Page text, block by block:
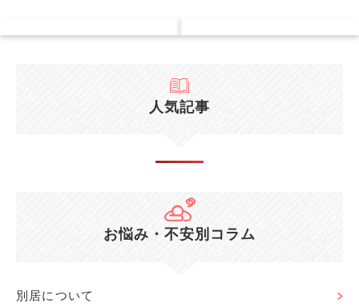
人気記事
お悩み・不安別コラム
別居について